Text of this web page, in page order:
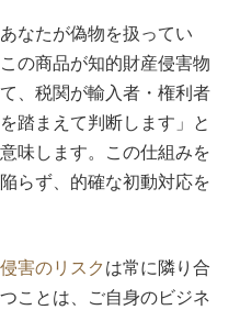
なたが偽物を扱ってい
の商品が知的財産侵害物
、税関が輸入者・権利者
踏まえて判断します」と
味します。この仕組みを
らず、的確な初動対応を
害のリスクは常に隣り合
ことは、ご自身のビジネ